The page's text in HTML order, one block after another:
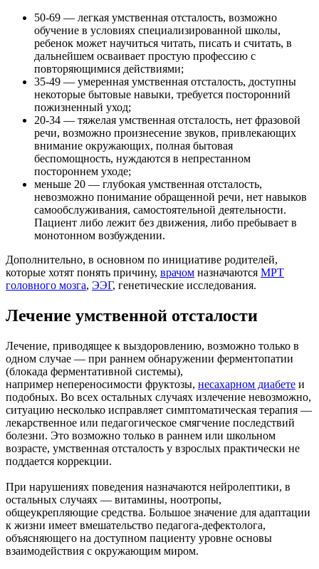
50-69 — легкая умственная отсталость, возможно
обучение в условиях специализированной школы,
ребенок может научиться читать, писать и считать, в
дальнейшем осваивает простую профессию с
повторяющимися действиями;
35-49 — умеренная умственная отсталость, доступны
некоторые бытовые навыки, требуется посторонний
пожизненный уход;
20-34 — тяжелая умственная отсталость, нет фразовой
речи, возможно произнесение звуков, привлекающих
внимание окружающих, полная бытовая
беспомощность, нуждаются в непрестанном
постороннем уходе;
меньше 20 — глубокая умственная отсталость,
невозможно понимание обращенной речи, нет навыков
самообслуживания, самостоятельной деятельности.
Пациент либо лежит без движения, либо пребывает в
монотонном возбуждении.
Дополнительно, в основном по инициативе родителей,
которые хотят понять причину, врачом назначаются МРТ
головного мозга, ЭЭГ, генетические исследования.
Лечение умственной отсталости
Лечение, приводящее к выздоровлению, возможно только в
одном случае — при раннем обнаружении ферментопатии
(блокада ферментативной системы),
например непереносимости фруктозы, несахарном диабете и
подобных. Во всех остальных случаях излечение невозможно,
ситуацию несколько исправляет симптоматическая терапия —
лекарственное или педагогическое смягчение последствий
болезни. Это возможно только в раннем или школьном
возрасте, умственная отсталость у взрослых практически не
поддается коррекции.
При нарушениях поведения назначаются нейролептики, в
остальных случаях — витамины, ноотропы,
общеукрепляющие средства. Большое значение для адаптации
к жизни имеет вмешательство педагога-дефектолога,
объясняющего на доступном пациенту уровне основы
взаимодействия с окружающим миром.